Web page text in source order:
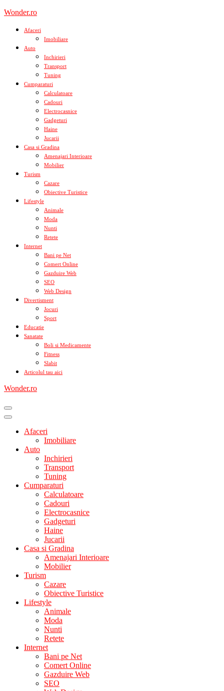
Skip
content
Wonder.ro
Afaceri
Imobiliare
Auto
Inchirieri
Transport
Tuning
Cumparaturi
Calculatoare
Cadouri
Electrocasnice
Gadgeturi
Haine
Jucarii
Casa si Gradina
Amenajari Interioare
Mobilier
Turism
Cazare
Obiective Turistice
Lifestyle
Animale
Moda
Nunti
Retete
Internet
Bani pe Net
Comert Online
Gazduire Web
SEO
Web Design
Divertisment
Jocuri
Sport
Educatie
Sanatate
Boli si Medicamente
Fitness
Slabit
Articolul tau aici
Wonder.ro
Afaceri
Imobiliare
Auto
Inchirieri
Transport
Tuning
Cumparaturi
Calculatoare
Cadouri
Electrocasnice
Gadgeturi
Haine
Jucarii
Casa si Gradina
Amenajari Interioare
Mobilier
Turism
Cazare
Obiective Turistice
Lifestyle
Animale
Moda
Nunti
Retete
Internet
Bani pe Net
Comert Online
Gazduire Web
SEO